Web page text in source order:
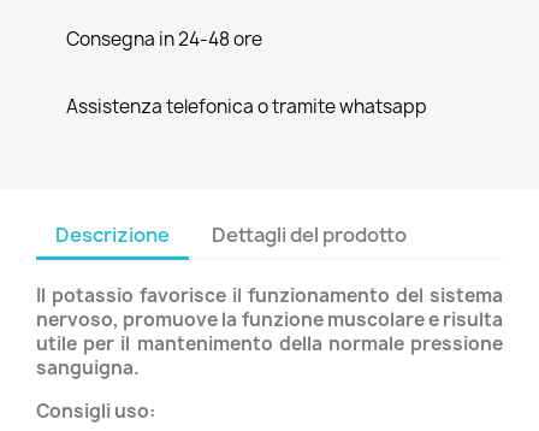
Consegna in 24-48 ore
Assistenza telefonica o tramite whatsapp
Descrizione Dettagli del prodotto
Il potassio favorisce il funzionamento del sistema
nervoso, promuove la funzione muscolare e risulta
utile per il mantenimento della normale pressione
sanguigna.
Consigli uso: